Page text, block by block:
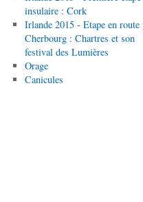
insulaire : Cork
Irlande 2015 - Etape en route
Cherbourg : Chartres et son
festival des Lumières
Orage
Canicules